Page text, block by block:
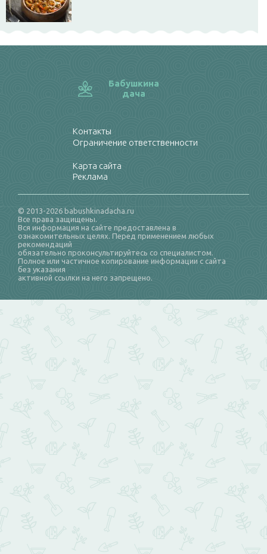
Бабушкина
дача
Контакты
Ограничение ответственности
Карта сайта
Реклама
© 2013-2026 babushkinadacha.ru
Все права защищены.
Вся информация на сайте предоставлена в
ознакомительных целях. Перед применением любых
рекомендаций
обязательно проконсультируйтесь со специалистом.
Полное или частичное копирование информации с сайта
без указания
активной ссылки на него запрещено.